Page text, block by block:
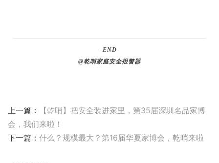
-END-
@乾哨家庭安全报警器
上一篇：
【乾哨】把安全装进家里，第35届深圳名品家博
会，我们来啦！
下一篇： 什么？规模最大？第16届华夏家博会，乾哨来啦